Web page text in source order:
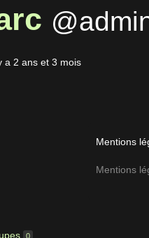
a 2 ans et 3 mois
Mentions
Mentions
0